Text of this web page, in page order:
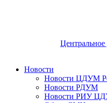
Центральное
Новости
Новости ЦДУМ
Новости РДУМ
Новости РИУ